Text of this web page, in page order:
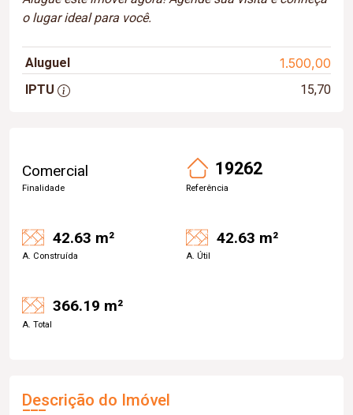
o lugar ideal para você.
Aluguel 1.500,00
IPTU 15,70
Comercial
Finalidade
19262
Referência
42.63 m²
A. Construída
42.63 m²
A. Útil
366.19 m²
A. Total
Descrição do Imóvel